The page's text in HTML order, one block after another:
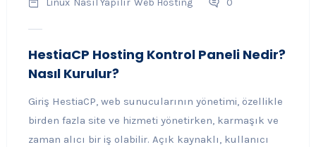
Linux Nasıl Yapılır Web Hosting 0
HestiaCP Hosting Kontrol Paneli Nedir?
Nasıl Kurulur?
Giriş HestiaCP, web sunucularının yönetimi, özellikle
birden fazla site ve hizmeti yönetirken, karmaşık ve
zaman alıcı bir iş olabilir. Açık kaynaklı, kullanıcı